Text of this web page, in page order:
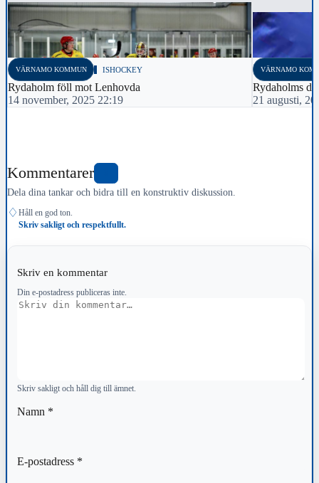
VÄRNAMO KOMMUN ISHOCKEY
Rydaholm föll mot Lenhovda
14 november, 2025 22:19
VÄRNAMO
Rydaholms
21 augusti,
Kommentarer
Dela dina tankar och bidra till en konstruktiv diskussion.
♢ Håll en god ton.
Skriv sakligt och respektfullt.
Skriv en kommentar
Din e-postadress publiceras inte.
Kommentar
Skriv sakligt och håll dig till ämnet.
Namn *
E-postadress *